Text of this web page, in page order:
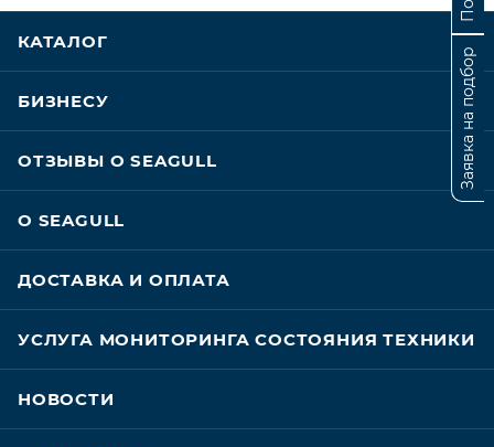
КАТАЛОГ
БИЗНЕСУ
ОТЗЫВЫ О SEAGULL
О SEAGULL
ДОСТАВКА И ОПЛАТА
УСЛУГА МОНИТОРИНГА СОСТОЯНИЯ ТЕХНИКИ
НОВОСТИ
Заявка на подбор